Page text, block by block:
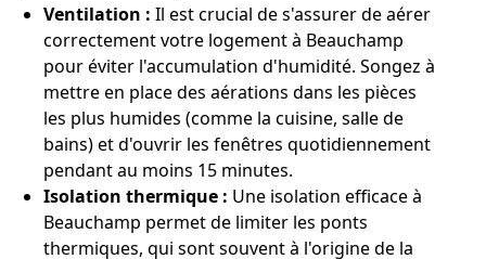
Ventilation : Il est crucial de s'assurer de aérer
correctement votre logement à Beauchamp
pour éviter l'accumulation d'humidité. Songez à
mettre en place des aérations dans les pièces
les plus humides (comme la cuisine, salle de
bains) et d'ouvrir les fenêtres quotidiennement
pendant au moins 15 minutes.
Isolation thermique : Une isolation efficace à
Beauchamp permet de limiter les ponts
thermiques, qui sont souvent à l'origine de la